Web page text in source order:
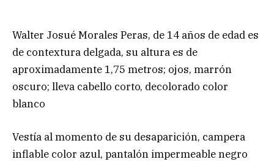
Walter Josué Morales Peras, de 14 años de edad es
de contextura delgada, su altura es de
aproximadamente 1,75 metros; ojos, marrón
oscuro; lleva cabello corto, decolorado color
blanco
Vestía al momento de su desaparición, campera
inflable color azul, pantalón impermeable negro